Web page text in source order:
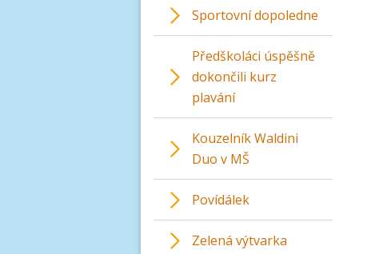
Sportovní dopoledne
Předškoláci úspěšně
dokončili kurz
plavání
Kouzelník Waldini
Duo v MŠ
Povídálek
Zelená výtvarka